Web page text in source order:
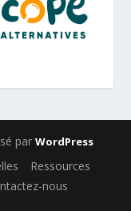
par WordPress
Ressources
nous